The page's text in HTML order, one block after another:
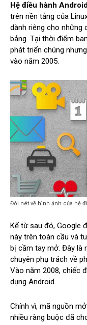
Hệ điều hành
trên nền tảng của
dành riêng cho những
bảng. Tại thời điểm
phát triển chúng
vào năm 2005.
Đôi nét về hình ảnh của hệ
Kể từ sau đó, Google
này trên toàn cầu và
bị cầm tay mở. Đây là
chuyên phụ trách về
Vào năm 2008, chiếc
dụng Android.
Chính vì, mã nguồn
nhiều ràng buộc đã